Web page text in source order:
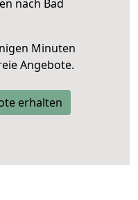
nach Bad
Minuten
Angebote.
erhalten